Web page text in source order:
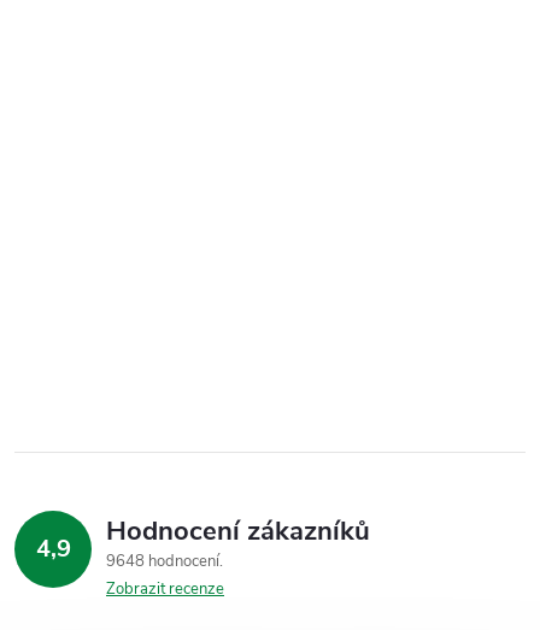
4,9 Hodnocení zákazníků
9648 hodnocení
Zobrazit recenze